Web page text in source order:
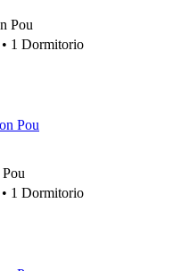
Pou
• 1 Dormitorio
• 1 Dormitorio